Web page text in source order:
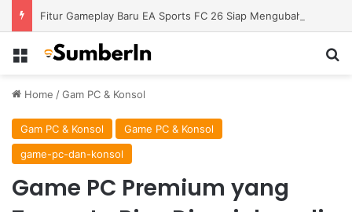
Menu
Home /Gam PC & Konsol
Gam PC & Konsol
Game PC & Konsol
game-pc-dan-konsol
Game PC Premium yang